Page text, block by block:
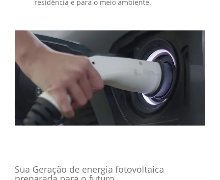
residência e para o meio ambiente.
Sua Geração de energia fotovoltaica